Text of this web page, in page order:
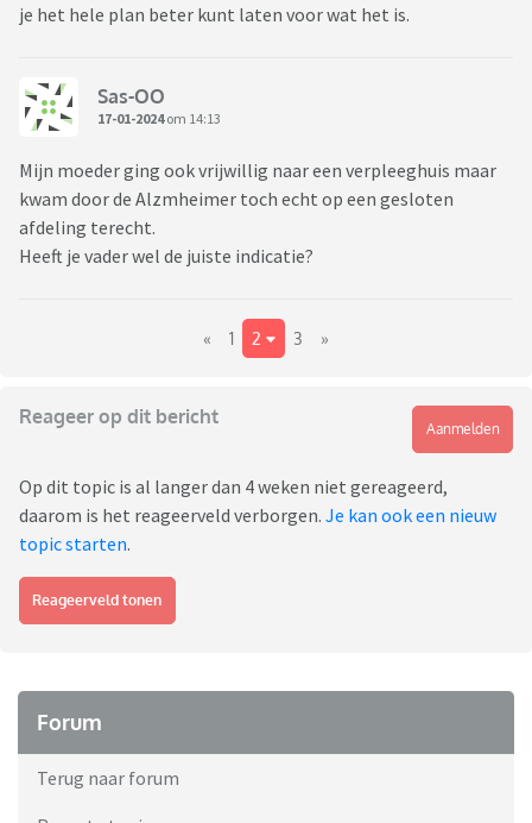
je het hele plan beter kunt laten voor wat het is.
Sas-OO
17-01-2024om 14:13
Mijn moeder ging ook vrijwillig naar een verpleeghuis maar
kwam door de Alzmheimer toch echt op een gesloten
afdeling terecht.
Heeft je vader wel de juiste indicatie?
« 1 2 3 »
Reageer op dit bericht
Aanmelden
Op dit topic is al langer dan 4 weken niet gereageerd,
daarom is het reageerveld verborgen. Je kan ook een nieuw
topic starten.
Reageerveld tonen
Forum
Terug naar forum